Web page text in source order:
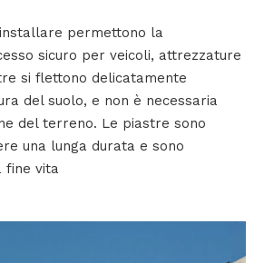
permettono la
sicuro per veicoli, attrezzature
si flettono delicatamente
del suolo, e non è necessaria
del terreno. Le piastre sono
una lunga durata e sono
fine vita